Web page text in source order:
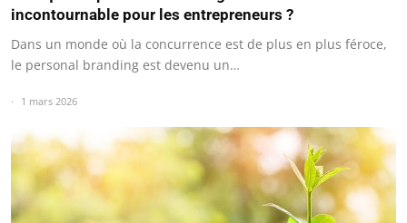
incontournable pour les entrepreneurs ?
Dans un monde où la concurrence est de plus en plus féroce,
le personal branding est devenu un…
1 mars 2026